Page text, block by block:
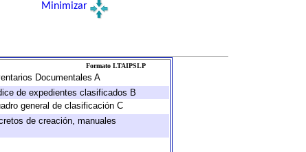
Minimizar
Formato LTAIPSLP
Documentales A
de expedientes clasificados B
general de clasificación C
de creación, manuales